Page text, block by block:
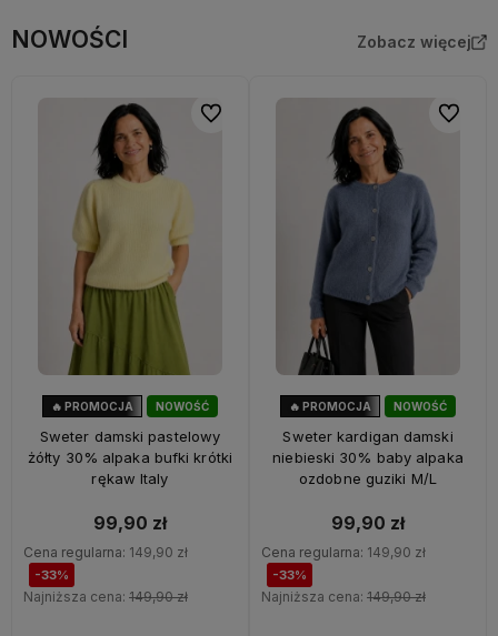
NOWOŚCI Zobacz więcej
NOWOŚĆ
🔥 PROMOCJA
Sweter damski pastelowy
żółty 30% alpaka bufki krótki
rękaw Italy
99,90 zł
Cena regularna: 149,90 zł
-33%
Najniższa cena: 149,90 zł
Do ulubionych
NOWOŚĆ
🔥 PROMOCJA
Sweter kardigan damski
niebieski 30% baby alpaka
ozdobne guziki M/L
99,90 zł
Cena regularna: 149,90 zł
-33%
Najniższa cena: 149,90 zł
Do